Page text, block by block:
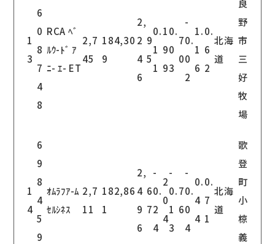
1
3
6
0
8
7
4
8
RCA ﾍﾞ
ﾙｳ-ﾄﾞ ｱ
ﾆ- ｴ- ET
2,7
45
184,30
9
2,
2
4
6
9
5
0.
1
1
1
9
9
0.
0
3
7
0
-
0.
0
2
1.
1
6
0.
6
2
北海
道
良
野
市
三
好
牧
場
1
4
6
9
8
4
5
9
ｵﾑﾗﾌｱ-ﾑ
ｾﾙｼﾈｽ
2,7
11
182,86
1
2,
4
9
6
6
7
-
0.
2
4
2
0
4
-
0.
1
3
7
6
-
0.
0
4
0.
4
4
0.
7
1
北海
道
歌
登
町
小
椋
義